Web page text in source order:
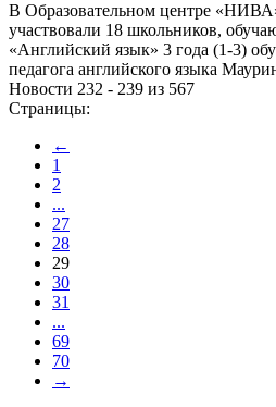
В Образовательном центре
участвовали 18 школьников,
«Английский язык» 3 года (1-3)
педагога английского языка
Новости 232 - 239 из 567
Страницы:
←
1
2
...
27
28
29
30
31
...
69
70
→